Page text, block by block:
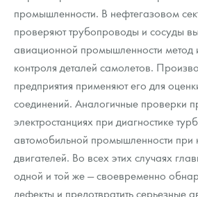
промышленности. В нефтегазовом
проверяют трубопроводы и сосуды
авиационной промышленности метод
контроля деталей самолетов.
предприятия применяют его для
соединений. Аналогичные проверки
электростанциях при диагностике
автомобильной промышленности при
двигателей. Во всех этих случаях
одной и той же — своевременно
дефекты и предотвратить серьезные